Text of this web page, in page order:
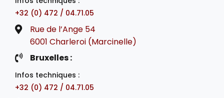
+32 (0) 472 / 04.71.05
Rue de l’Ange 54
6001 Charleroi (Marcinelle)
Bruxelles :
Infos techniques :
+32 (0) 472 / 04.71.05